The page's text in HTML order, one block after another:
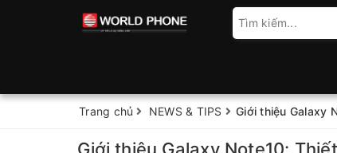
Trang chủ NEWS & TIPS Giới thiệu Galaxy